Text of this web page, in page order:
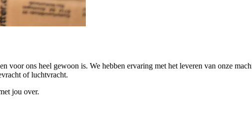
voor ons heel gewoon is. We hebben ervaring met het leveren van onze
of luchtvracht.
jou over.